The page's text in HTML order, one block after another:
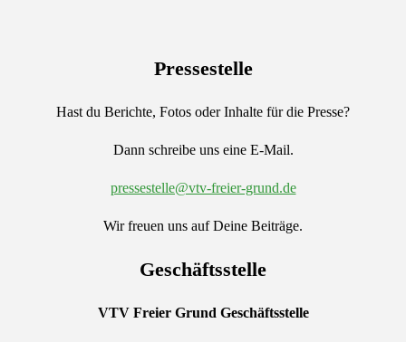
Pressestelle
Hast du Berichte, Fotos oder Inhalte für die Presse?
Dann schreibe uns eine E-Mail.
pressestelle@vtv-freier-grund.de
Wir freuen uns auf Deine Beiträge.
Geschäftsstelle
VTV Freier Grund Geschäftsstelle